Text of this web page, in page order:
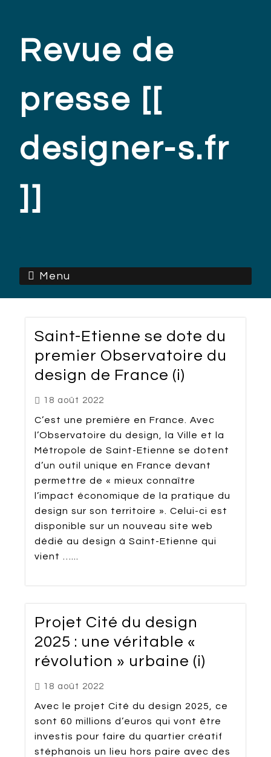
Revue de
presse [[
designer-s.fr
]]
Menu
Saint-Etienne se dote du
premier Observatoire du
design de France (i)
18 août 2022
C’est une première en France. Avec
l’Observatoire du design, la Ville et la
Métropole de Saint-Etienne se dotent
d’un outil unique en France devant
permettre de « mieux connaître
l’impact économique de la pratique du
design sur son territoire ». Celui-ci est
disponible sur un nouveau site web
dédié au design à Saint-Etienne qui
vient …...
Projet Cité du design
2025 : une véritable «
révolution » urbaine (i)
18 août 2022
Avec le projet Cité du design 2025, ce
sont 60 millions d’euros qui vont être
investis pour faire du quartier créatif
stéphanois un lieu hors paire avec des